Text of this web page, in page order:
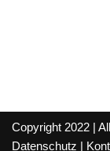
Copyright 2022 |
Datenschutz |